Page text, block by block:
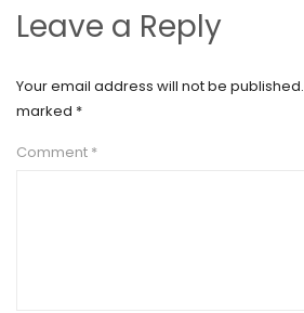
Leave a Reply
Your email address will not be published.
marked *
Comment *